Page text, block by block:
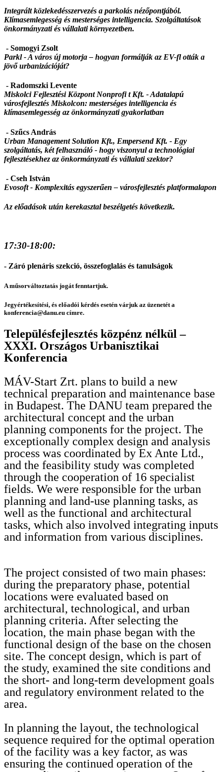
Integrált közlekedésszervezés a parkolás nézőpontjából.
Klímasemlegesség és mesterséges intelligencia. Szolgáltatások
önkormányzati és vállalati környezetben.
- Somogyi Zsolt
Parkl -A város új motorja – hogyan formálják az EV-fl ották a
jövő urbanizációját?
- Radomszki Levente
Miskolci Fejlesztési Központ Nonprofi t Kft. -Adatalapú
városfejlesztés Miskolcon: mesterséges intelligencia és
klímasemlegesség az önkormányzati gyakorlatban
- Szűcs András
Urban Management Solution Kft., Empersend Kft. - Egy
szolgáltatás, két felhasználó - hogy viszonyul a technológiai
fejlesztésekhez az önkormányzati és vállalati szektor?
- Cseh István
Evosoft - Komplexitás egyszerűen – városfejlesztés platformalapon
Az előadások után kerekasztal beszélgetés következik.
17:30-18:00:
- Záró plenáris szekció, összefoglalás és tanulságok
A műsorváltoztatás jogát fenntartjuk.
Jegyértékesítési, és előadói kérdés esetén várjuk az üzenetét a
konferencia@danu.eu címre.
Településfejlesztés közpénz nélkül –
XXXI. Országos Urbanisztikai
Konferencia
MÁV-Start Zrt. plans to build a new
technical preparation and maintenance base
in Budapest. The DANU team prepared the
architectural concept and the urban
planning components for the project. The
exceptionally complex design and analysis
process was coordinated by Ex Ante Ltd.,
and the feasibility study was completed
through the cooperation of 16 specialist
fields. We were responsible for the urban
planning and land-use planning tasks, as
well as the functional and architectural
tasks, which also involved integrating inputs
and information from various disciplines.
The project consisted of two main phases:
during the preparatory phase, potential
locations were evaluated based on
architectural, technological, and urban
planning criteria. After selecting the
location, the main phase began with the
functional design of the base on the chosen
site. The concept design, which is part of
the study, examined the site conditions and
the short- and long-term development goals
and regulatory environment related to the
area.
In planning the layout, the technological
sequence required for the optimal operation
of the facility was a key factor, as was
ensuring the continued operation of the